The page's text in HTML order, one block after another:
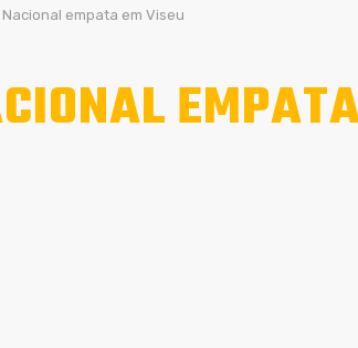
Nacional empata em Viseu